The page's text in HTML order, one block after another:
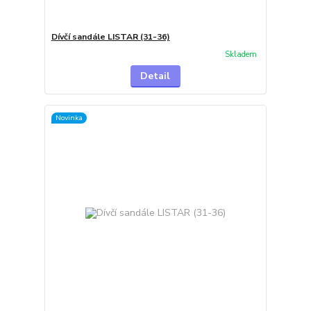
Dívčí sandále LISTAR (31-36)
Skladem
Detail
Novinka